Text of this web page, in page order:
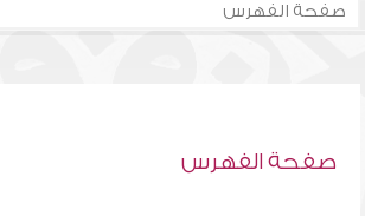
صفحة الفهرس
صفحة الفهرس